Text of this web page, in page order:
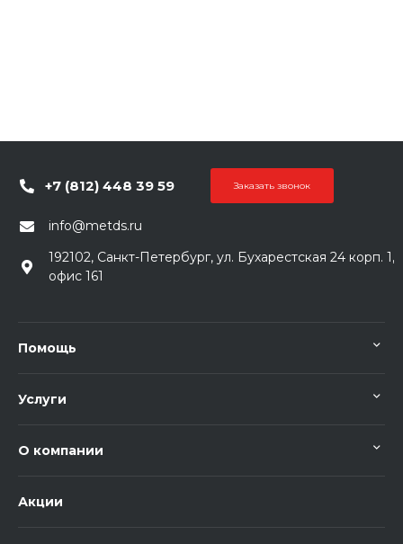
+7 (812) 448 39 59 Заказать звонок
info@metds.ru
192102, Санкт-Петербург, ул. Бухарестская 24 корп. 1,
офис 161
Помощь
Услуги
О компании
Акции